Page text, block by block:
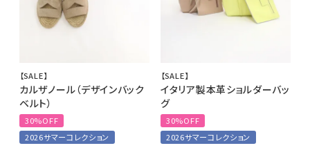
【SALE】
カルザノール（デザインバック
ベルト）
30%OFF
2026サマーコレクション
【SALE】
イタリア製本革ショルダーバッ
グ
30%OFF
2026サマーコレクション